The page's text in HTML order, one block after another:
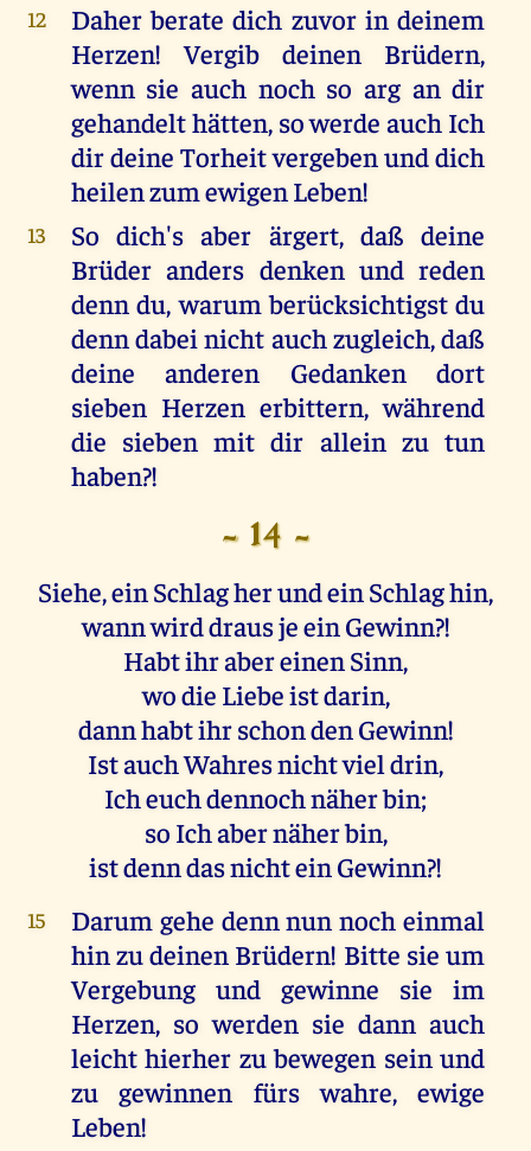
12
Daher berate dich zuvor in deinem
Herzen! Vergib deinen Brüdern,
wenn sie auch noch so arg an dir
gehandelt hätten, so werde auch Ich
dir deine Torheit vergeben und dich
heilen zum ewigen Leben!
13
So dich's aber ärgert, daß deine
Brüder anders denken und reden
denn du, warum berücksichtigst du
denn dabei nicht auch zugleich, daß
deine anderen Gedanken dort
sieben Herzen erbittern, während
die sieben mit dir allein zu tun
haben?!
- 14 -
Siehe, ein Schlag her und ein Schlag hin,
wann wird draus je ein Gewinn?!
Habt ihr aber einen Sinn,
wo die Liebe ist darin,
dann habt ihr schon den Gewinn!
Ist auch Wahres nicht viel drin,
Ich euch dennoch näher bin;
so Ich aber näher bin,
ist denn das nicht ein Gewinn?!
15
Darum gehe denn nun noch einmal
hin zu deinen Brüdern! Bitte sie um
Vergebung und gewinne sie im
Herzen, so werden sie dann auch
leicht hierher zu bewegen sein und
zu gewinnen fürs wahre, ewige
Leben!